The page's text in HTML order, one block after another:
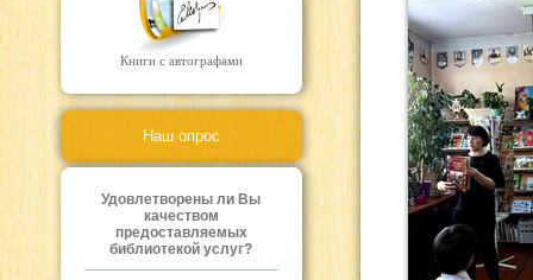
Книги с автографами
Наш опрос
Удовлетворены ли Вы
качеством
предоставляемых
библиотекой услуг?